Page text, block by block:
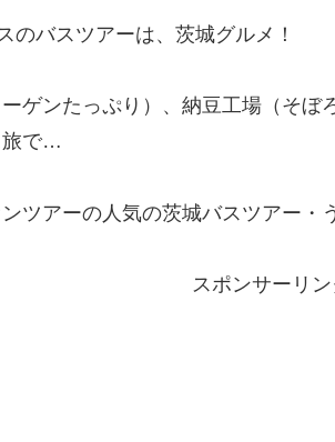
のバスツアーは、茨城グルメ！
ゲンたっぷり）、納豆工場（そぼ
旅で…
ツアーの人気の茨城バスツアー・
スポンサーリン